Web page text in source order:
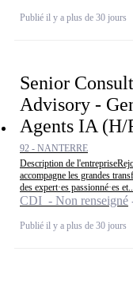
Publié il y a plus de 30 jours
Senior
Advisory -
Agents IA (H/
92 - NANTERRE
Description de
accompagne les grandes
des expert·es passionné·es et...
CDI - Non renseigné
Publié il y a plus de 30 jours